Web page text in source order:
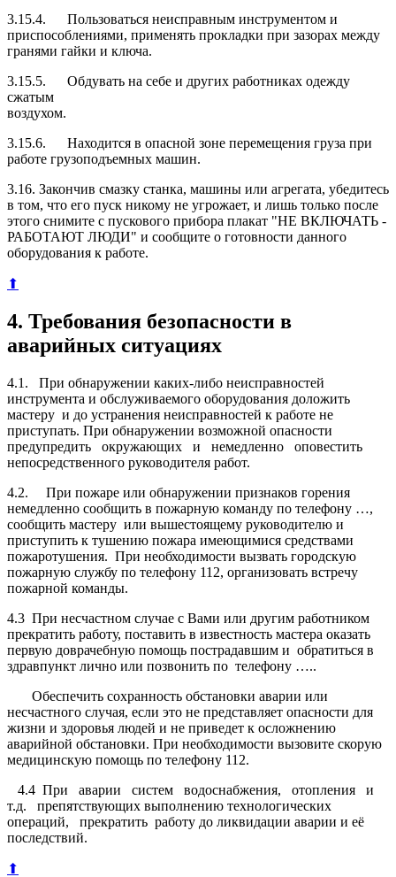
3.15.4. Пользоваться неисправным инструментом и
приспособлениями, применять прокладки при зазорах между
гранями гайки и ключа.
3.15.5. Обдувать на себе и других работниках одежду
сжатым
воздухом.
3.15.6. Находится в опасной зоне перемещения груза при
рабо­те грузоподъемных машин.
3.16. Закончив смазку станка, машины или агрегата, убедитесь
в том, что его пуск никому не угрожает, и лишь только после
этого снимите с пускового прибора плакат "НЕ ВКЛЮЧАТЬ -
РАБОТАЮТ ЛЮДИ" и сообщите о готовности данного
оборудования к работе.
⬆
4. Требования безопасности в
аварийных ситуациях
4.1. При обнаружении каких-либо неисправностей
инструмента и обслуживаемого оборудования доложить
мастеру и до устранения неисправностей к работе не
приступать. При обнаружении возможной опасности
предупредить окружающих и немедленно оповестить
непосредственного руководителя работ.
4.2. При пожаре или обнаружении признаков горения
немедленно сообщить в пожарную команду по телефону …,
сообщить мастеру или вышестоящему руководителю и
приступить к тушению пожара имеющимися средствами
пожаротушения. При необходимости вызвать городскую
пожарную службу по телефону 112, организовать встречу
пожарной команды.
4.3 При несчастном случае с Вами или другим работником
прекратить работу, поставить в известность мастера оказать
первую доврачебную помощь пострадавшим и обратиться в
здравпункт лично или позвонить по телефону …..
Обеспечить сохранность обстановки аварии или
несчастного случая, если это не представляет опасности для
жизни и здоровья людей и не приведет к осложнению
аварийной обстановки. При необходимости вызовите скорую
медицинскую помощь по телефону 112.
4.4 При аварии систем водоснабжения, отопления и
т.д. препятствующих выполнению технологических
операций, прекратить работу до ликвидации аварии и её
последствий.
⬆